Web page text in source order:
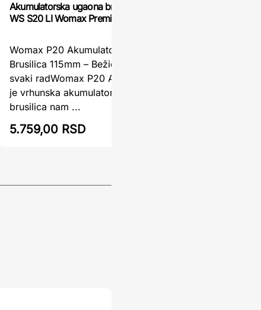
Akumulatorska ugaona brusilica P20 AKU GP-
WS S20 LI Womax Premium
Womax P20 Akumulatorska Ugaona
Brusilica 115mm – Bežična sloboda za
svaki radWomax P20 AKU GP-WS S20 LI
je vrhunska akumulatorska ugaona
brusilica nam ...
5.759,00 RSD